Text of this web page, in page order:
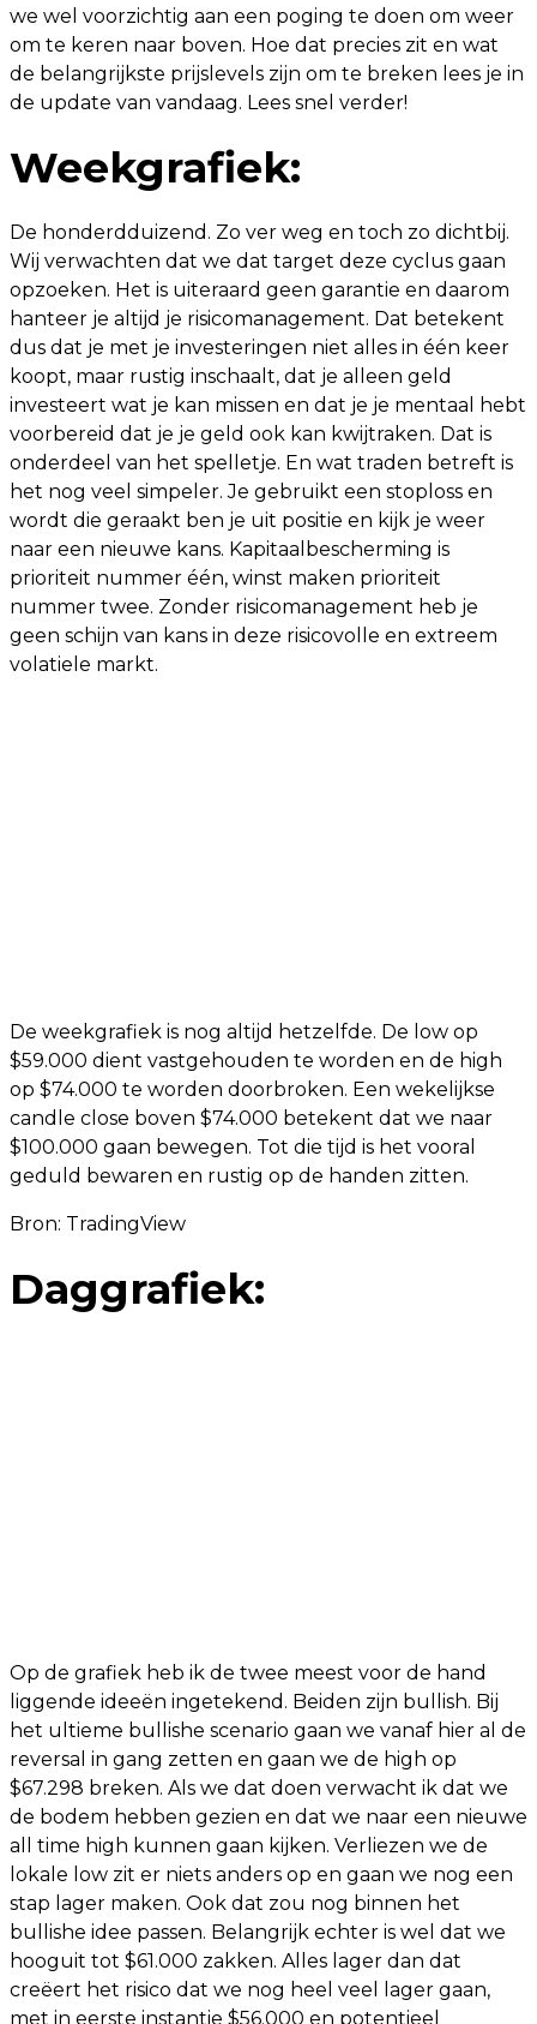
we wel voorzichtig aan een poging te doen om weer
om te keren naar boven. Hoe dat precies zit en wat
de belangrijkste prijslevels zijn om te breken lees je in
de update van vandaag. Lees snel verder!
Weekgrafiek:
De honderdduizend. Zo ver weg en toch zo dichtbij.
Wij verwachten dat we dat target deze cyclus gaan
opzoeken. Het is uiteraard geen garantie en daarom
hanteer je altijd je risicomanagement. Dat betekent
dus dat je met je investeringen niet alles in één keer
koopt, maar rustig inschaalt, dat je alleen geld
investeert wat je kan missen en dat je je mentaal hebt
voorbereid dat je je geld ook kan kwijtraken. Dat is
onderdeel van het spelletje. En wat traden betreft is
het nog veel simpeler. Je gebruikt een stoploss en
wordt die geraakt ben je uit positie en kijk je weer
naar een nieuwe kans. Kapitaalbescherming is
prioriteit nummer één, winst maken prioriteit
nummer twee. Zonder risicomanagement heb je
geen schijn van kans in deze risicovolle en extreem
volatiele markt.
De weekgrafiek is nog altijd hetzelfde. De low op
$59.000 dient vastgehouden te worden en de high
op $74.000 te worden doorbroken. Een wekelijkse
candle close boven $74.000 betekent dat we naar
$100.000 gaan bewegen. Tot die tijd is het vooral
geduld bewaren en rustig op de handen zitten.
Bron: TradingView
Daggrafiek:
Op de grafiek heb ik de twee meest voor de hand
liggende ideeën ingetekend. Beiden zijn bullish. Bij
het ultieme bullishe scenario gaan we vanaf hier al de
reversal in gang zetten en gaan we de high op
$67.298 breken. Als we dat doen verwacht ik dat we
de bodem hebben gezien en dat we naar een nieuwe
all time high kunnen gaan kijken. Verliezen we de
lokale low zit er niets anders op en gaan we nog een
stap lager maken. Ook dat zou nog binnen het
bullishe idee passen. Belangrijk echter is wel dat we
hooguit tot $61.000 zakken. Alles lager dan dat
creëert het risico dat we nog heel veel lager gaan,
met in eerste instantie $56.000 en potentieel